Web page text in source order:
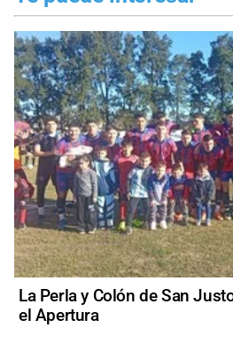
La Perla y Colón de San
el Apertura